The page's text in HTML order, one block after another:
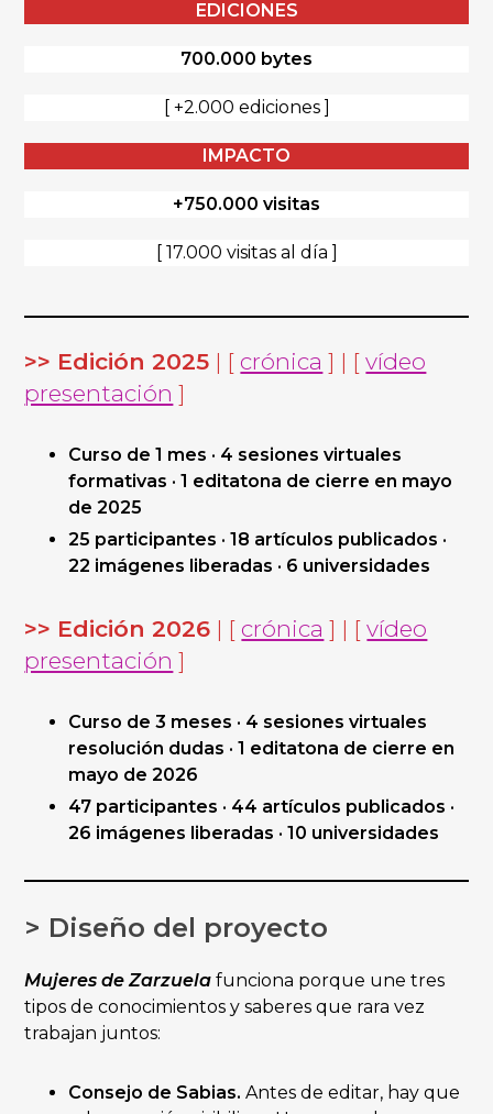
EDICIONES
700.000 bytes
[ +2.000 ediciones ]
IMPACTO
+750.000 visitas
[ 17.000 visitas al día ]
>> Edición 2025 | [ crónica ] | [vídeo
presentación ]
Curso de 1 mes · 4 sesiones virtuales
formativas · 1 editatona de cierre en mayo
de 2025
25 participantes · 18 artículos publicados ·
22 imágenes liberadas · 6 universidades
>> Edición 2026 | [ crónica ] | [vídeo
presentación ]
Curso de 3 meses · 4 sesiones virtuales
resolución dudas · 1 editatona de cierre en
mayo de 2026
47 participantes · 44 artículos publicados ·
26 imágenes liberadas · 10 universidades
> Diseño del proyecto
Mujeres de Zarzuela funciona porque une tres
tipos de conocimientos y saberes que rara vez
trabajan juntos:
Consejo de Sabias. Antes de editar, hay que